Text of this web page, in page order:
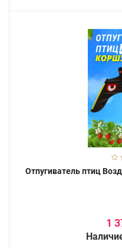
Отпугиватель птиц
1